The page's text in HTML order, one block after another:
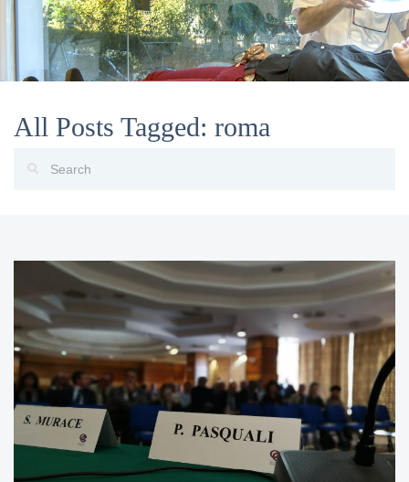
All Posts Tagged: roma